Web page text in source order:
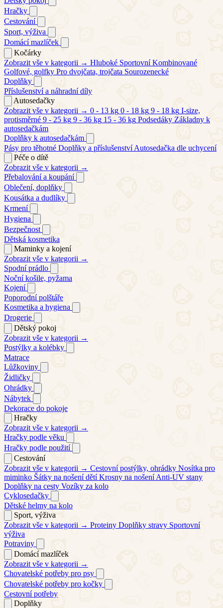
Hračky
Cestování
Sport, výživa
Domácí mazlíček
Kočárky
Zobrazit vše v kategorii → Hluboké Sportovní Kombinované
Golfové, golfky Pro dvojčata, trojčata Sourozenecké
Doplňky
Příslušenství a náhradní díly
Autosedačky
Zobrazit vše v kategorii → 0 - 13 kg 0 - 18 kg 9 - 18 kg I-size,
protisměrné 9 - 25 kg 9 - 36 kg 15 - 36 kg Podsedáky Základny k
autosedačkám
Doplňky k autosedačkám
Pásy pro těhotné Doplňky a příslušenství Autosedačka dle uchycení
Péče o dítě
Zobrazit vše v kategorii →
Přebalování a koupání
Oblečení, doplňky
Kousátka a dudlíky
Krmení
Hygiena
Bezpečnost
Dětská kosmetika
Maminky a kojení
Zobrazit vše v kategorii →
Spodní prádlo
Noční košile, pyžama
Kojení
Poporodní polštáře
Kosmetika a hygiena
Drogerie
Dětský pokoj
Zobrazit vše v kategorii →
Postýlky a kolébky
Matrace
Lůžkoviny
Židličky
Ohrádky
Nábytek
Dekorace do pokoje
Hračky
Zobrazit vše v kategorii →
Hračky podle věku
Hračky podle použití
Cestování
Zobrazit vše v kategorii → Cestovní postýlky, ohrádky Nosítka pro
miminko Šátky na nošení dětí Krosny na nošení Anti-UV stany
Doplňky na cesty Vozíky za kolo
Cyklosedačky
Dětské helmy na kolo
Sport, výživa
Zobrazit vše v kategorii → Proteiny Doplňky stravy Sportovní
výživa
Potraviny
Domácí mazlíček
Zobrazit vše v kategorii →
Chovatelské potřeby pro psy
Chovatelské potřeby pro kočky
Cestovní potřeby
Doplňky